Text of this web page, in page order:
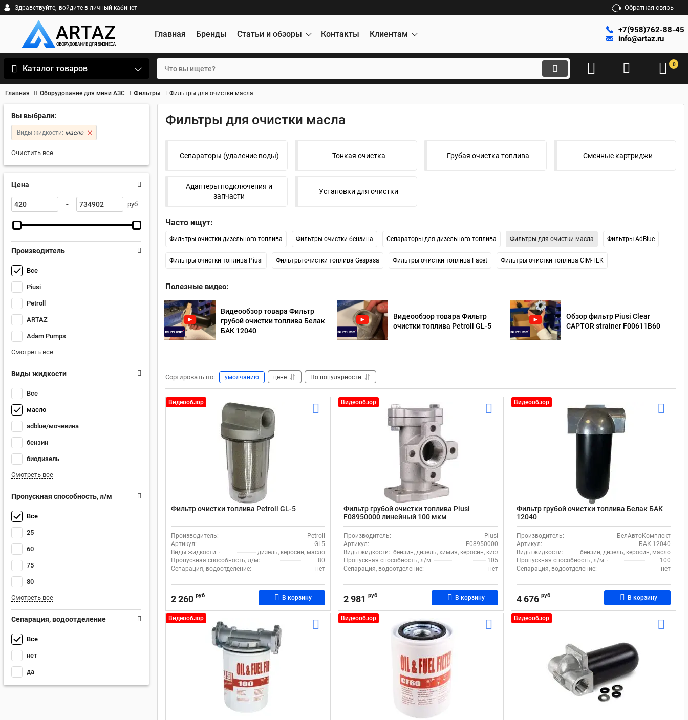
Здравствуйте, войдите в личный кабинет Обратная связь
Главная Бренды Статьи и обзоры Контакты Клиентам
+7(958)762-88-45
info@artaz.ru
Каталог товаров 0
Главная Оборудование для мини АЗС Фильтры Фильтры для очистки масла
Вы выбрали:
Виды жидкости: масло
Очистить все
Цена
- руб
Производитель
Все
Piusi
Petroll
ARTAZ
Adam Pumps
Смотреть все
Виды жидкости
Все
масло
adblue/мочевина
бензин
биодизель
Смотреть все
Пропускная способность, л/м
Все
25
60
75
80
Смотреть все
Сепарация, водоотделение
Все
нет
да
Фильтры для очистки масла
Сепараторы (удаление воды) Тонкая очистка Грубая очистка топлива Сменные картриджи
Адаптеры подключения и
запчасти
Установки для очистки
Часто ищут:
Фильтры очистки дизельного топлива Фильтры очистки бензина Сепараторы для дизельного топлива Фильтры для очистки масла Фильтры AdBlue
Фильтры очистки топлива Piusi Фильтры очистки топлива Gespasa Фильтры очистки топлива Facet Фильтры очистки топлива CIM-TEK
Полезные видео:
Видеообзор товара Фильтр
грубой очистки топлива Белак
БАК 12040
Видеообзор товара Фильтр
очистки топлива Petroll GL-5
Обзор фильтр Piusi Clear
CAPTOR strainer F00611B60
Сортировать по: умолчанию цене По популярности
Видеообзор
Фильтр очистки топлива Petroll GL-5
Производитель:
Petroll
Артикул:
GL5
Виды жидкости:
дизель, керосин, масло
Пропускная способность, л/м:
80
Сепарация, водоотделение:
нет
2 260 руб В корзину
Видеообзор
Фильтр грубой очистки топлива Piusi
F08950000 линейный 100 мкм
Производитель:
Piusi
Артикул:
F08950000
Виды жидкости: бензин, дизель, химия, керосин, кислота, масло, моющие жидкости, щелочи, спирт,
Пропускная способность, л/м:
105
Сепарация, водоотделение:
нет
2 981 руб В корзину
Видеообзор
Фильтр грубой очистки топлива Белак БАК
12040
Производитель:
БелАвтоКомплект
Артикул:
БАК.12040
Виды жидкости:
бензин, дизель, керосин, масло
Пропускная способность, л/м:
100
Сепарация, водоотделение:
нет
4 676 руб В корзину
Видеообзор Видеообзор Видеообзор